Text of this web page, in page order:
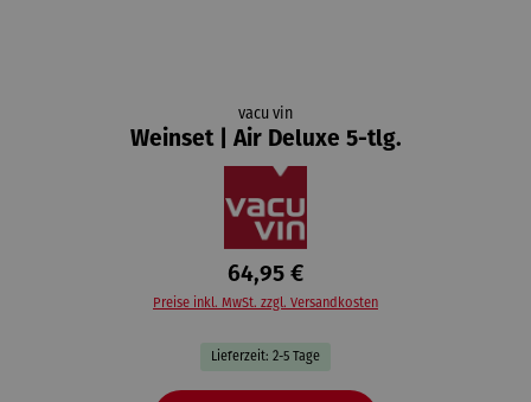
vacu vin
Weinset | Air Deluxe 5-tlg.
64,95 €
Preise inkl. MwSt. zzgl. Versandkosten
Lieferzeit: 2-5 Tage